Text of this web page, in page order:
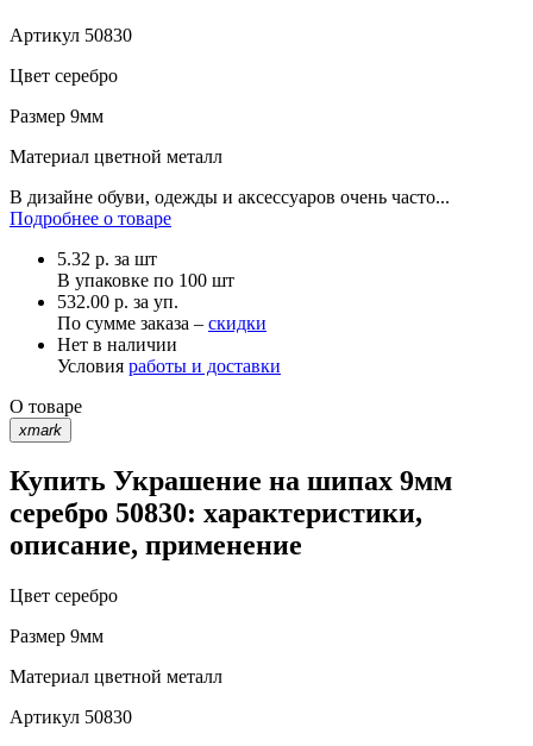
Артикул 50830
Цвет серебро
Размер 9мм
Материал цветной металл
В дизайне обуви, одежды и аксессуаров очень часто...
Подробнее о товаре
5.32 р. за шт
В упаковке по 100 шт
532.00 р. за уп.
По сумме заказа – скидки
Нет в наличии
Условия работы и доставки
О товаре
xmark
Купить Украшение на шипах 9мм
серебро 50830: характеристики,
описание, применение
Цвет серебро
Размер 9мм
Материал цветной металл
Артикул 50830